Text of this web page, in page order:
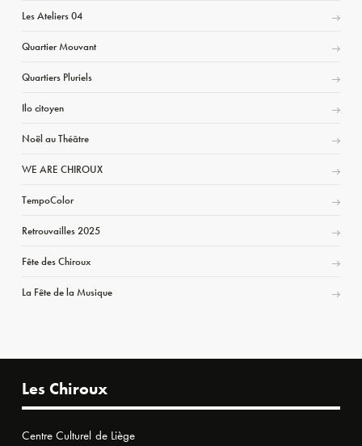
Les Ateliers 04
Quartier Mouvant
Quartiers Pluriels
Ilo citoyen
Noël au Théâtre
WE ARE CHIROUX
TempoColor
Retrouvailles 2025
Fête des Chiroux
La Fête de la Musique
Les Chiroux
Centre Culturel de Liège